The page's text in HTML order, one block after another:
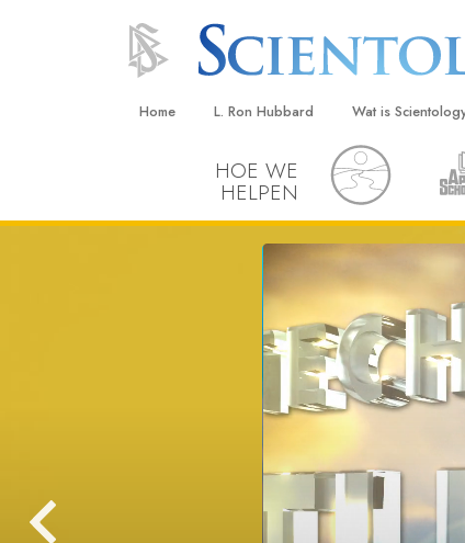
Home L. Ron Hubbard Wat is
Overtuigingen &
De Credo’s en
Wat scientologen
Maak kennis met
Binnen in een
De
Een Inleiding tot
Liefde en Haat –
Wat is Grootheid?
HOE WE
HELPEN